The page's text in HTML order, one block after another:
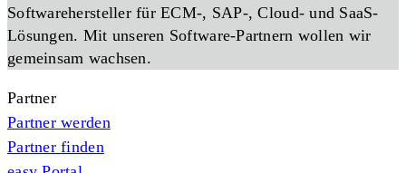
Softwarehersteller für ECM-, SAP-, Cloud- und SaaS-
Lösungen. Mit unseren Software-Partnern wollen wir
gemeinsam wachsen.
Partner
Partner werden
Partner finden